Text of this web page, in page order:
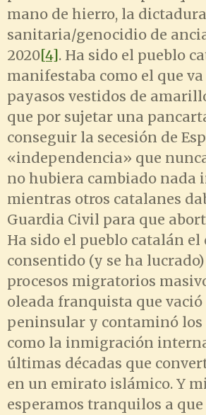
mano de hierro, la dictadura
sanitaria/genocidio de
2020[4]. Ha sido el pueblo
manifestaba como el que
payasos vestidos de
que por sujetar una
conseguir la secesión de
«independencia» que
no hubiera cambiado nada
mientras otros catalanes
Guardia Civil para que
Ha sido el pueblo catalán el
consentido (y se ha
procesos migratorios
oleada franquista que
peninsular y contaminó los
como la inmigración
últimas décadas que
en un emirato islámico. Y
esperamos tranquilos a